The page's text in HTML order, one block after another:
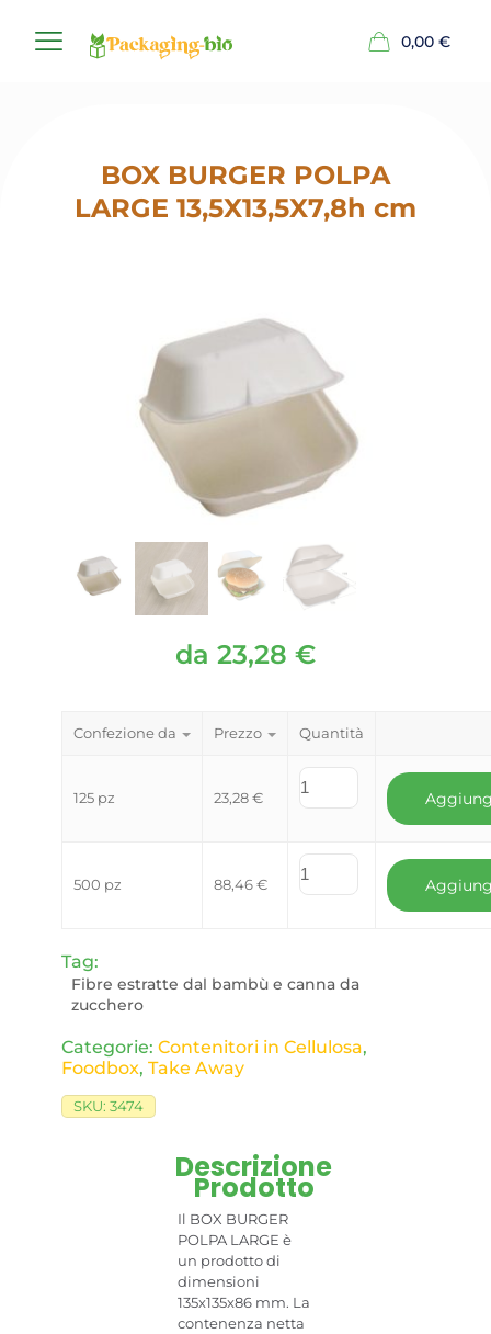
0,00 €
BOX BURGER POLPA
LARGE 13,5X13,5X7,8h cm
da 23,28 €
Confezione da Prezzo Quantità
125 pz 23,28€
500 pz 88,46€
Tag:
Fibre estratte dal bambù e canna da
zucchero
Categorie: Contenitori in Cellulosa,
Foodbox, Take Away
SKU: 3474
Descrizione
Prodotto
Il BOX BURGER
POLPA LARGE è
un prodotto di
dimensioni
135x135x86 mm. La
contenenza netta